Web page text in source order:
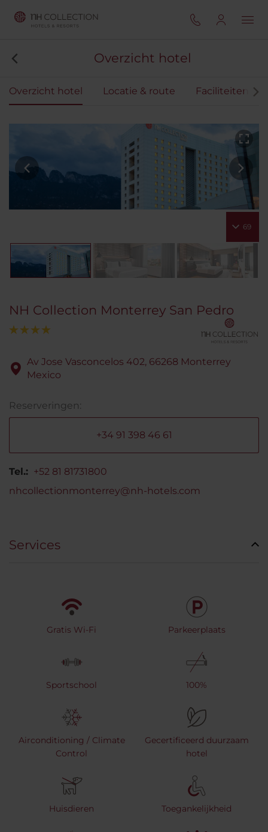
Overzicht hotel
Overzicht hotel Locatie & route Faciliteiten
69
NH Collection Monterrey San Pedro
Av Jose Vasconcelos 402, 66268 Monterrey
Mexico
Reserveringen:
+34 91 398 46 61
Tel.: +52 81 81731800
nhcollectionmonterrey@nh-hotels.com
Services
Gratis Wi-Fi Parkeerplaats
Sportschool 100%
Airconditioning / Climate
Control
Gecertificeerd duurzaam
hotel
Huisdieren Toegankelijkheid